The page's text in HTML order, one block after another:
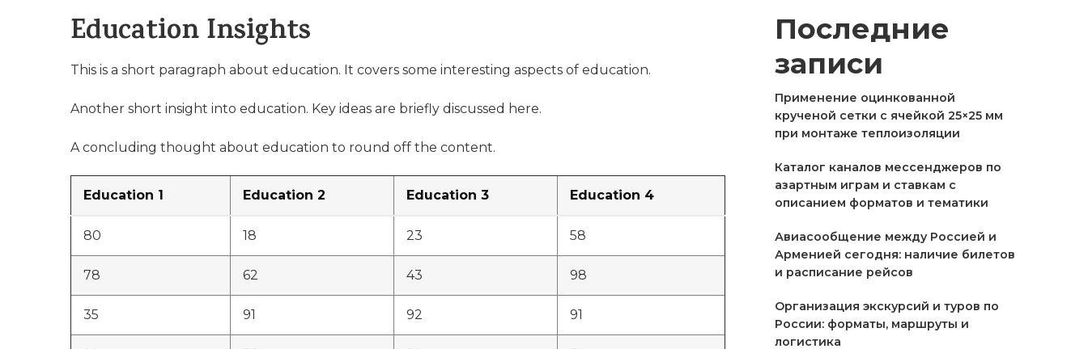
Education Insights
This is a short paragraph about education. It covers some interesting aspects of education.
Another short insight into education. Key ideas are briefly discussed here.
A concluding thought about education to round off the content.
Education 1 Education 2 Education 3 Education 4
80 18 23 58
78 62 43 98
35 91 92 91
Последние
записи
Применение оцинкованной
крученой сетки с ячейкой 25×25 мм
при монтаже теплоизоляции
Каталог каналов мессенджеров по
азартным играм и ставкам с
описанием форматов и тематики
Авиасообщение между Россией и
Арменией сегодня: наличие билетов
и расписание рейсов
Организация экскурсий и туров по
России: форматы, маршруты и
логистика